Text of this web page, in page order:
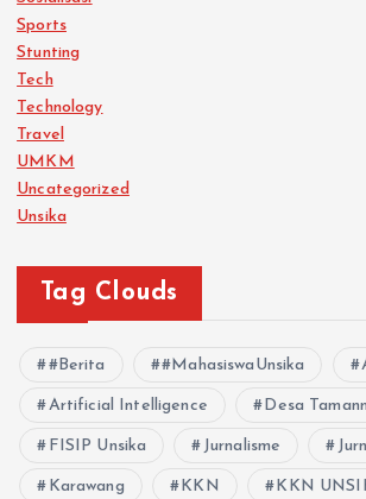
Sports
Stunting
Tech
Technology
Travel
UMKM
Uncategorized
Unsika
Tag Clouds
#Berita #MahasiswaUnsika
Artificial Intelligence Desa
FISIP Unsika Jurnalisme
Karawang KKN KKN